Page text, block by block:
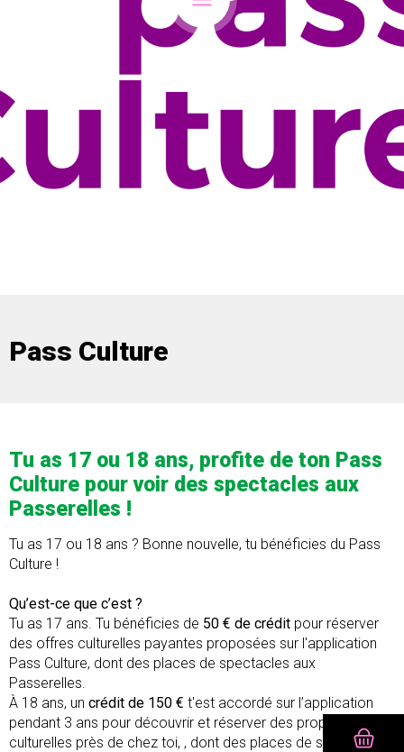
Pass Culture
Tu as 17 ou 18 ans, profite de ton Pass
Culture pour voir des spectacles aux
Passerelles !
Tu as 17 ou 18 ans ? Bonne nouvelle, tu bénéficies du Pass
Culture !
Qu’est-ce que c’est ?
Tu as 17 ans. Tu bénéficies de 50 € de crédit pour réserver
des offres culturelles payantes proposées sur l'application
Pass Culture, dont des places de spectacles aux
Passerelles.
À 18 ans, un crédit de 150 € t'est accordé sur l’application
pendant 3 ans pour découvrir et réserver des propositions
culturelles près de chez toi, , dont des places de spectacles